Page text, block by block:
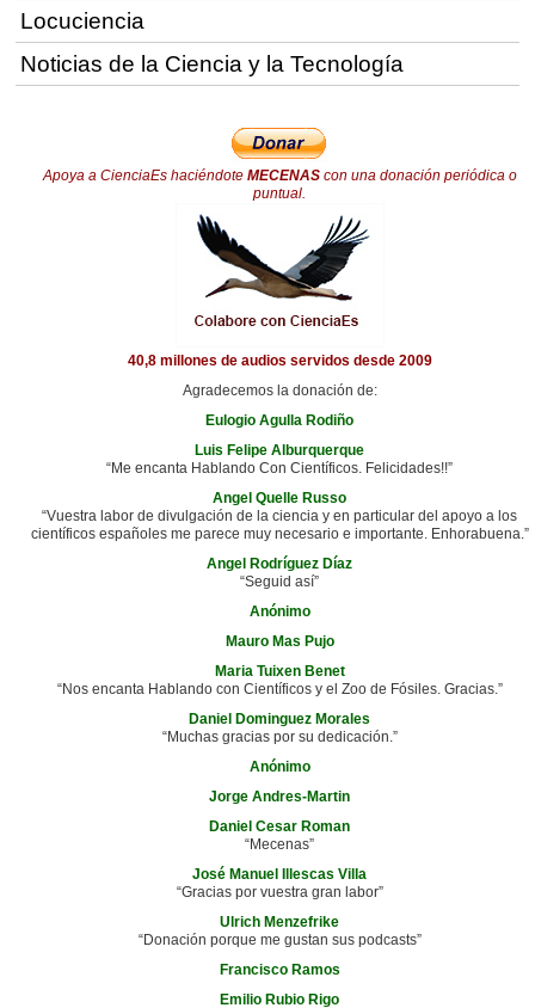
Locuciencia
Noticias de la Ciencia y la Tecnología
Apoya a CienciaEs haciéndote MECENAScon una donación periódica o
puntual.
40,8 millones de audios servidos desde 2009
Agradecemos la donación de:
Eulogio Agulla Rodiño
Luis Felipe Alburquerque
“Me encanta Hablando Con Científicos. Felicidades!!”
Angel Quelle Russo
“Vuestra labor de divulgación de la ciencia y en particular del apoyo a los
científicos españoles me parece muy necesario e importante. Enhorabuena.”
Angel Rodríguez Díaz
“Seguid así”
Anónimo
Mauro Mas Pujo
Maria Tuixen Benet
“Nos encanta Hablando con Científicos y el Zoo de Fósiles. Gracias.”
Daniel Dominguez Morales
“Muchas gracias por su dedicación.”
Anónimo
Jorge Andres-Martin
Daniel Cesar Roman
“Mecenas”
José Manuel Illescas Villa
“Gracias por vuestra gran labor”
Ulrich Menzefrike
“Donación porque me gustan sus podcasts”
Francisco Ramos
Emilio Rubio Rigo